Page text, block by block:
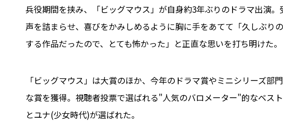
兵役期間を挟み、「ビッグマウス」が自身約3年ぶりのドラマ出演
声を詰まらせ、喜びをかみしめるように胸に手をあてて「久しぶり
する作品だったので、とても怖かった」と正直な思いを打ち明けた。
「ビッグマウス」は大賞のほか、今年のドラマ賞やミニシリーズ
な賞を獲得。視聴者投票で選ばれる"人気のバロメーター"的なベス
とユナ(少女時代)が選ばれた。